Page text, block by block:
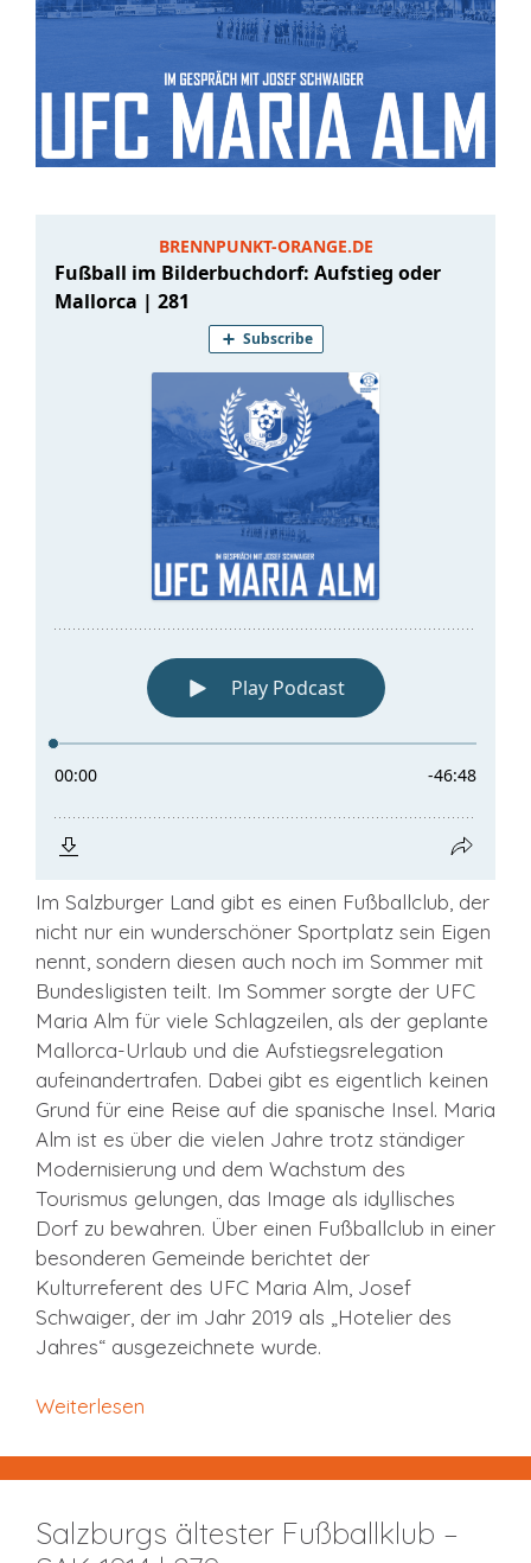
Im Salzburger Land gibt es einen Fußballclub, der
nicht nur ein wunderschöner Sportplatz sein Eigen
nennt, sondern diesen auch noch im Sommer mit
Bundesligisten teilt. Im Sommer sorgte der UFC
Maria Alm für viele Schlagzeilen, als der geplante
Mallorca-Urlaub und die Aufstiegsrelegation
aufeinandertrafen. Dabei gibt es eigentlich keinen
Grund für eine Reise auf die spanische Insel. Maria
Alm ist es über die vielen Jahre trotz ständiger
Modernisierung und dem Wachstum des
Tourismus gelungen, das Image als idyllisches
Dorf zu bewahren. Über einen Fußballclub in einer
besonderen Gemeinde berichtet der
Kulturreferent des UFC Maria Alm, Josef
Schwaiger, der im Jahr 2019 als „Hotelier des
Jahres“ ausgezeichnete wurde.
Weiterlesen
Salzburgs ältester Fußballklub –